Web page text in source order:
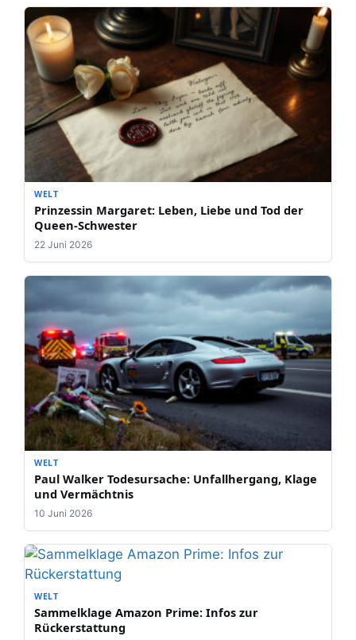
WELT
Prinzessin Margaret: Leben, Liebe und Tod der
Queen-Schwester
22 Juni 2026
WELT
Paul Walker Todesursache: Unfallhergang, Klage
und Vermächtnis
10 Juni 2026
WELT
Sammelklage Amazon Prime: Infos zur
Rückerstattung